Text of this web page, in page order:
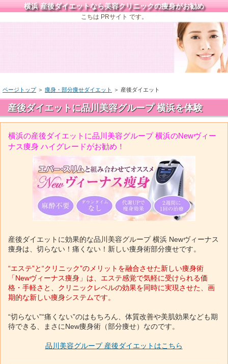
横浜 産後ダイエットなら美容クリニックの痩身がお勧め
こちは PRサイト です。
ページトップ＞ 痩身・部分痩せダイエット ＞ 産後ダイエット
産後ダイエットに品川美容グループ 横浜を体験
横浜の産後ダイエットに品川美容グループ 横浜のNewヴィー
ナス痩身 ハイグレードがお勧め！
産後ダイエットに効果的な品川美容グループ 横浜 Newヴィーナス
痩身は、切らない！痛くない！新しい痩身術部分痩せです。
“エステ”と“クリニック”のメリットを融合させた新しい痩身術
「Newヴィーナス痩身」は、エステ感覚で気軽に受けられる価
格・手軽さと、クリニックレベルの効果を同時に実現させた、画
期的な新しい痩身システムです。
“切らない”“痛くない”のはもちろん、体質改善や美肌効果なども期
待できる、まさにNew痩身術（部分痩せ）なのです。
品川美容グループ 産後ダイエットはこちら